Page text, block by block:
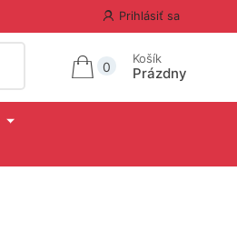
Prihlásiť sa
0
Košík
Prázdny